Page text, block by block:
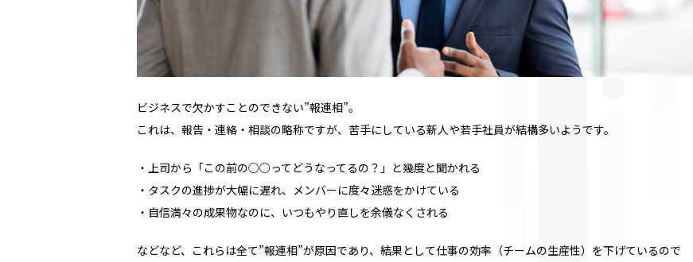
ビジネスで欠かすことのできない”報連相”。
これは、報告・連絡・相談の略称ですが、苦手にしている新人や若手社員が結構多いようです。
・上司から「この前の○○ってどうなってるの？」と幾度と聞かれる
・タスクの進捗が大幅に遅れ、メンバーに度々迷惑をかけている
・自信満々の成果物なのに、いつもやり直しを余儀なくされる
などなど、これらは全て”報連相”が原因であり、結果として仕事の効率（チームの生産性）を下げているので